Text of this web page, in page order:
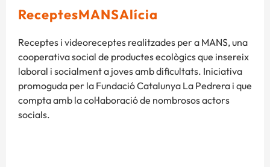
ReceptesMANSAlícia
Receptes i videoreceptes realitzades per a MANS, una
cooperativa social de productes ecològics que insereix
laboral i socialment a joves amb dificultats. Iniciativa
promoguda per la Fundació Catalunya La Pedrera i que
compta amb la col·laboració de nombrosos actors
socials.